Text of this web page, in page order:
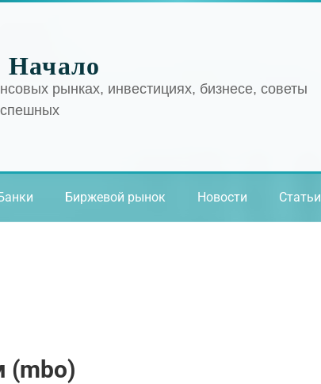
рынках, инвестициях, бизнесе, советы
Биржевой рынок Новости Статьи
(mbo)